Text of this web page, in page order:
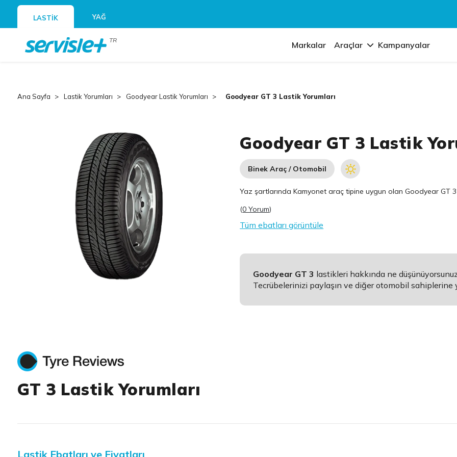
LASTİK YAĞ
TR Markalar Araçlar Kampanyalar
Ana Sayfa Lastik Yorumları Goodyear Lastik Yorumları Goodyear GT 3 Lastik Yorumları
Goodyear GT 3 Lastik
Binek Araç / Otomobil
Yaz şartlarında Kamyonet araç tipine uygun olanGoodyear GT
(0 Yorum)
Tüm ebatları görüntüle
Goodyear GT 3 lastikleri hakkında ne
Tecrübelerinizi paylaşın ve diğer otomobil sahiplerine
GT 3 Lastik Yorumları
Lastik Ebatları ve Fiyatları